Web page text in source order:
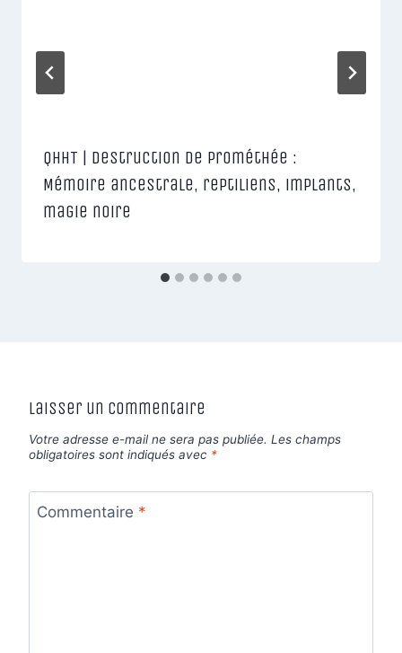
QHHT | Destruction de Prométhée :
Mémoire ancestrale, reptiliens, implants,
magie noire
Laisser un commentaire
Votre adresse e-mail ne sera pas publiée. Les champs
obligatoires sont indiqués avec *
Commentaire *